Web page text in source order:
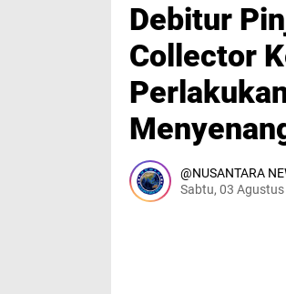
Debitur
Collector
NUSANTARA
Sabtu, 03